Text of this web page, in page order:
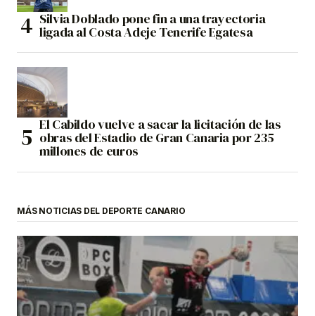
Silvia Doblado pone fin a una trayectoria
ligada al Costa Adeje Tenerife Egatesa
El Cabildo vuelve a sacar la licitación de las
obras del Estadio de Gran Canaria por 235
millones de euros
MÁS NOTICIAS DEL DEPORTE CANARIO